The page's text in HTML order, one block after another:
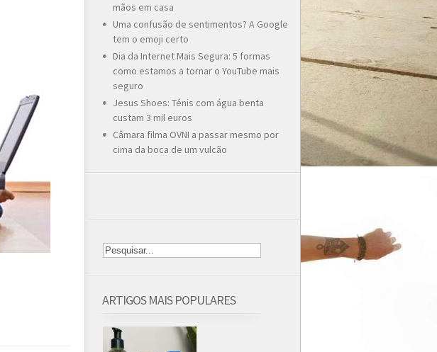
mãos em casa
Uma confusão de sentimentos? A Google
tem o emoji certo
Dia da Internet Mais Segura: 5 formas
como estamos a tornar o YouTube mais
seguro
Jesus Shoes: Ténis com água benta
custam 3 mil euros
Câmara filma OVNI a passar mesmo por
cima da boca de um vulcão
ARTIGOS MAIS POPULARES